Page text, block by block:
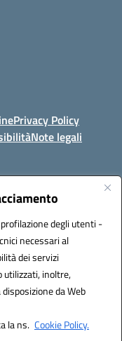
degli utenti -
necessari al
dei servizi
utilizzati, inoltre,
da Web
la ns. Cookie Policy.
Privacy Policy
Note legali
S.r.l.
Italia